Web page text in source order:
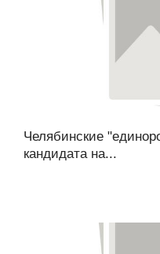
Челябинские
кандидата на...